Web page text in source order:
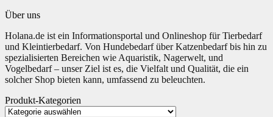
Über uns
Holana.de ist ein Informationsportal und Onlineshop für Tierbedarf
und Kleintierbedarf. Von Hundebedarf über Katzenbedarf bis hin zu
spezialisierten Bereichen wie Aquaristik, Nagerwelt, und
Vogelbedarf – unser Ziel ist es, die Vielfalt und Qualität, die ein
solcher Shop bieten kann, umfassend zu beleuchten.
Produkt-Kategorien